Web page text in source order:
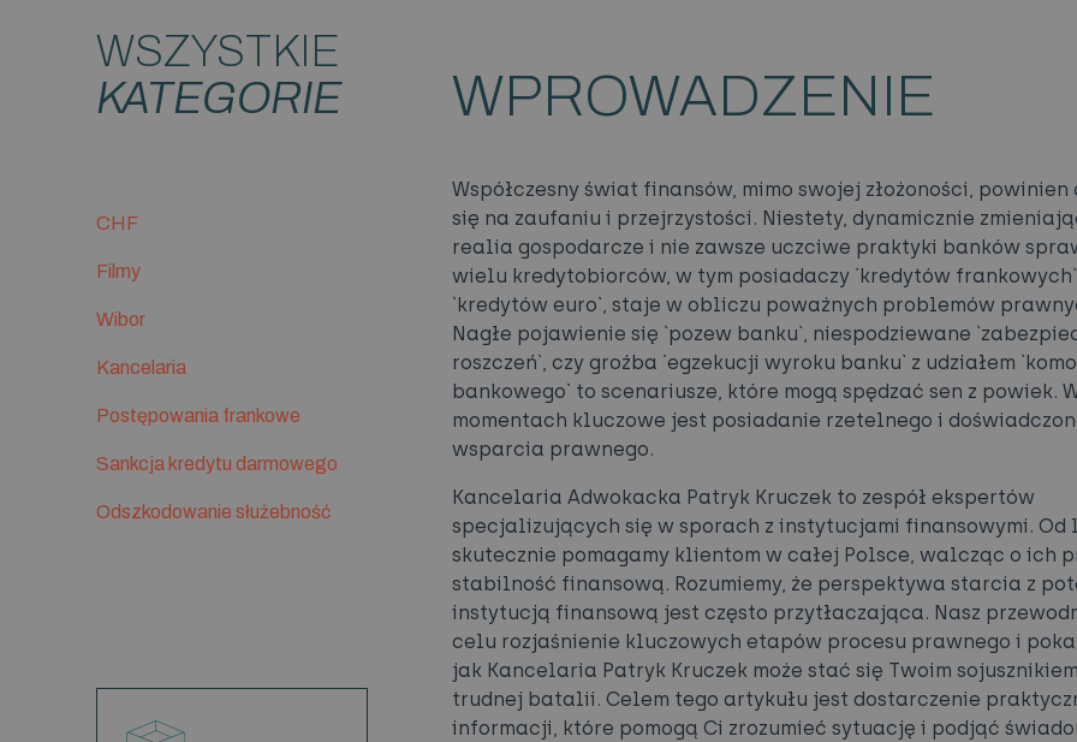
WSZYSTKIE
KATEGORIE
CHF
Filmy
Wibor
Kancelaria
Postępowania frankowe
Sankcja kredytu darmowego
Odszkodowanie służebność
WPROWADZENIE
Współczesny świat finansów, mimo swojej złożoności,
się na zaufaniu i przejrzystości. Niestety, dynamicznie
realia gospodarcze i nie zawsze uczciwe praktyki banków
wielu kredytobiorców, w tym posiadaczy `kredytów
`kredytów euro`, staje w obliczu poważnych problemów
Nagłe pojawienie się `pozew banku`, niespodziewane
roszczeń`, czy groźba `egzekucji wyroku banku` z udziałem
bankowego` to scenariusze, które mogą spędzać sen z powiek.
momentach kluczowe jest posiadanie rzetelnego i
wsparcia prawnego.
Kancelaria Adwokacka Patryk Kruczek to zespół ekspertów
specjalizujących się w sporach z instytucjami finansowymi. Od
skutecznie pomagamy klientom w całej Polsce, walcząc o ich
stabilność finansową. Rozumiemy, że perspektywa starcia z
instytucją finansową jest często przytłaczająca. Nasz
celu rozjaśnienie kluczowych etapów procesu prawnego i
jak Kancelaria Patryk Kruczek może stać się Twoim
trudnej batalii. Celem tego artykułu jest dostarczenie
informacji, które pomogą Ci zrozumieć sytuację i podjąć